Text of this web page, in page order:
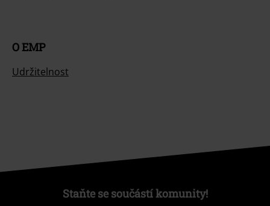
O EMP
Udržitelnost
Staňte se součástí komunity!